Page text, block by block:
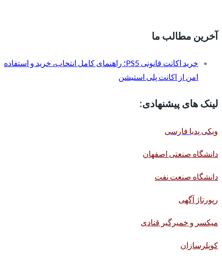
آخرین مطالب ما
خرید اکانت قانونی PS5؛ راهنمای کامل انتخاب، خرید و استفاده
امن از اکانت پلی استیشن
لینک های پیشنهادی:
ویکی پدیا فارسی
دانشگاه صنعتی اصفهان
دانشگاه صنعت نفت
رپورتاژ آگهی
میکسر و خمیرگیر قنادی
کوپلرسازان